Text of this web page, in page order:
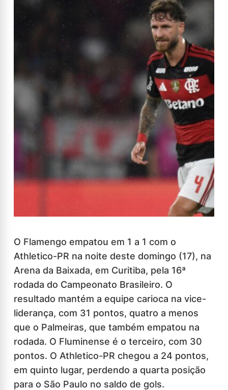
O Flamengo empatou em 1 a 1 com o
Athletico-PR na noite deste domingo (17), na
Arena da Baixada, em Curitiba, pela 16ª
rodada do Campeonato Brasileiro. O
resultado mantém a equipe carioca na vice-
liderança, com 31 pontos, quatro a menos
que o Palmeiras, que também empatou na
rodada. O Fluminense é o terceiro, com 30
pontos. O Athletico-PR chegou a 24 pontos,
em quinto lugar, perdendo a quarta posição
para o São Paulo no saldo de gols.